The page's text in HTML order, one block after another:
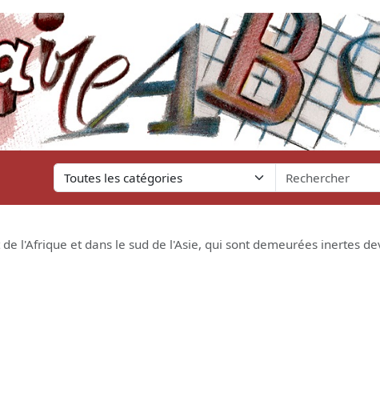
l'Afrique et dans le sud de l'Asie, qui sont demeurées inertes